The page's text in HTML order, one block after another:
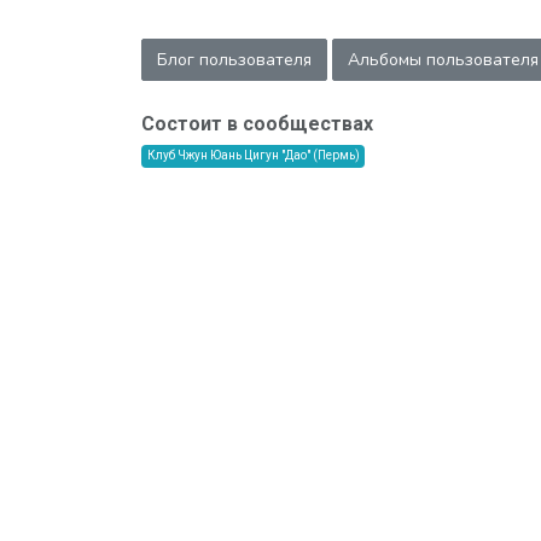
Блог пользователя Альбомы пользователя
Состоит в сообществах
Клуб Чжун Юань Цигун "Дао" (Пермь)